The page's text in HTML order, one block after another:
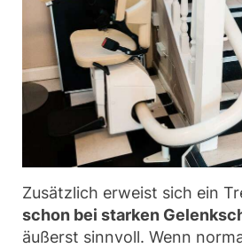
Zusätzlich erweist sich ein
schon bei starken
äußerst sinnvoll. Wenn